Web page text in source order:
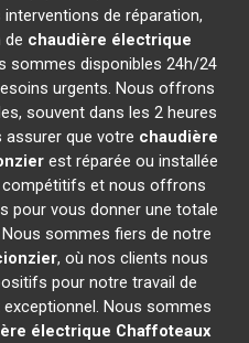
de réparation,
de chaudière électrique
sommes disponibles 24h/24
urgents. Nous offrons
souvent dans les 2 heures
assurer que votre chaudière
est réparée ou installée
et nous offrons
pour vous donner une totale
sommes fiers de notre
, où nos clients nous
pour notre travail de
Nous sommes
électrique Chaffoteaux